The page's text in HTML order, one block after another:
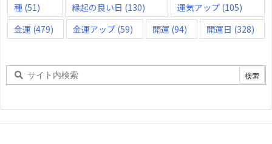
種 (51) 縁起の良い日 (130) 運気アップ(105)
金運 (479) 金運アップ (59) 開運 (94) 開運日 (328)